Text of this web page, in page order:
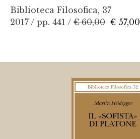
Biblioteca Filosofica, 37
2017 / pp. 441 / € 60,00 € 57,00